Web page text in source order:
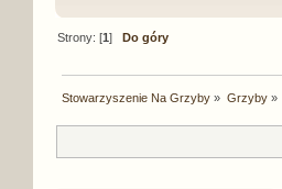
Strony: [1]Do góry
Stowarzyszenie Na Grzyby » Grzyby»